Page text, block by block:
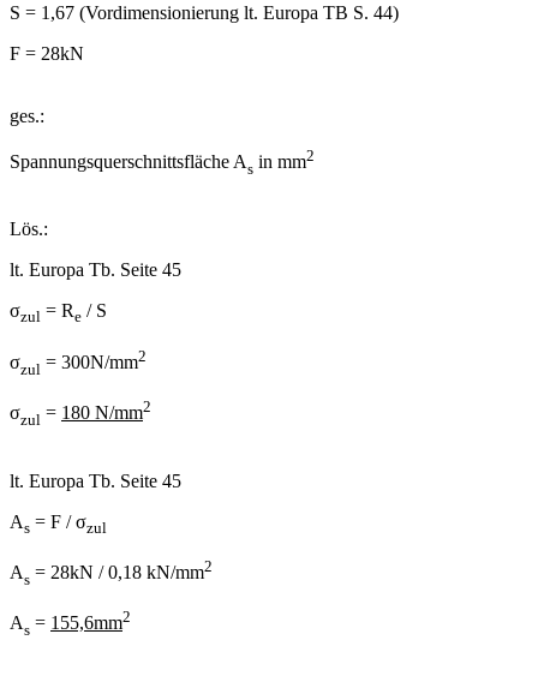
S = 1,67 (Vordimensionierung lt. Europa TB S. 44)
F = 28kN
ges.:
Spannungsquerschnittsfläche As in mm2
Lös.:
lt. Europa Tb. Seite 45
σzul = Re / S
σzul = 300N/mm2
σzul = 180 N/mm2
lt. Europa Tb. Seite 45
As = F / σzul
As = 28kN / 0,18 kN/mm2
As = 155,6mm2